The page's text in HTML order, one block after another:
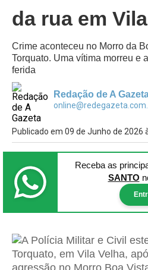
da rua em
Crime aconteceu no Morro da
Torquato. Uma vítima morreu e
ferida
Redação de A
Publicado em 09 de Junho de 2026
Receba as
SANTO